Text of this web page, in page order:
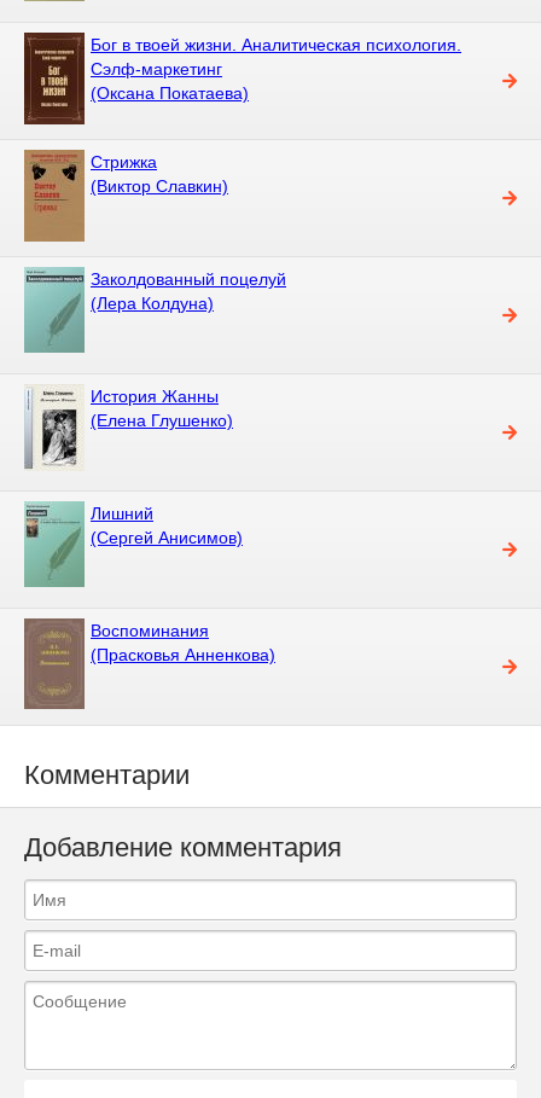
Бог в твоей жизни. Аналитическая психология.
Сэлф-маркетинг
(Оксана Покатаева)
Стрижка
(Виктор Славкин)
Заколдованный поцелуй
(Лера Колдуна)
История Жанны
(Елена Глушенко)
Лишний
(Сергей Анисимов)
Воспоминания
(Прасковья Анненкова)
Комментарии
Добавление комментария